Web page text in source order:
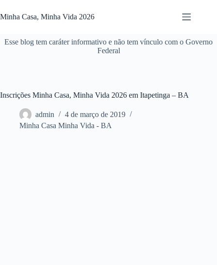
para
o
Minha Casa, Minha Vida 2026
Esse blog tem caráter informativo e não tem vínculo com o Governo
Federal
Inscrições Minha Casa, Minha Vida 2026 em Itapetinga – BA
admin
4 de março de 2019
Minha Casa Minha Vida - BA